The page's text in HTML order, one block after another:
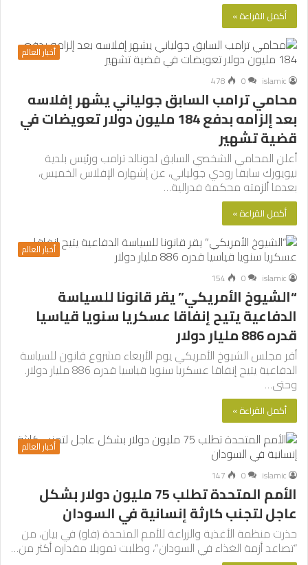
أكمل القراءة »
أخبار العالم
islamic
0
478
محامي ترامب السابق جولياني يشهر إفلاسه
بعد إلزامه بدفع 184 مليون دولار تعويضات في
قضية تشهير
أعلن المحامي الشخصي السابق لدونالد ترامب ورئيس بلدية
نيويورك سابقا رودي جولياني، عن إشهاره الإفلاس الخميس،
بعدما ألزمته محكمة فدرالية…
أكمل القراءة »
أخبار العالم
islamic
0
154
“الشيوخ الأمريكي” يقر قانونا للسياسة
الدفاعية يتيح إنفاقا عسكريا سنويا قياسيا
قدره 886 مليار دولار
أقر مجلس الشيوخ الأمريكي يوم الأربعاء مشروع قانون للسياسة
الدفاعية يتيح إنفاقا عسكريا سنويا قياسيا قدره 886 مليار دولار.
وحتى…
أكمل القراءة »
أخبار العالم
islamic
0
147
الأمم المتحدة تطلب 75 مليون دولار بشكل
عاجل لتجنب كارثة إنسانية في السودان
حذرت منظمة الأغذية والزراعة للأمم المتحدة (فاو) في بيان، من
“تصاعد أزمة الغذاء في السودان”، وطلبت تمويلا مقداره أكثر من…